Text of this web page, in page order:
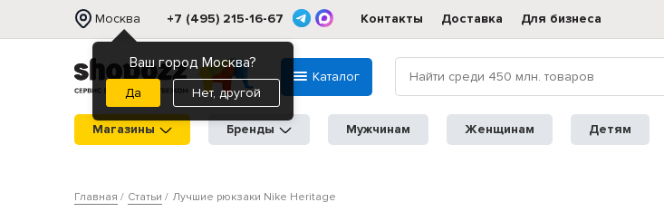
Москва
Ваш город Москва?
Нет, другой
+7 (495) 215-16-67 Контакты Доставка Для бизнеса
Каталог
Магазины Бренды Мужчинам Женщинам Детям
Главная Статьи Лучшие рюкзаки Nike Heritage